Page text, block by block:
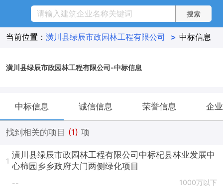
当前位置： 潢川县绿辰市政园林工程有限公司 > 中标信息
潢川县绿辰市政园林工程有限公司-中标信息
中标信息 诚信信息 荣誉信息 企
找到相关的项目 (1) 项
1
潢川县绿辰市政园林工程有限公司中标杞县林业发展中
心柿园乡乡政府大门两侧绿化项目
-- 1000万以下